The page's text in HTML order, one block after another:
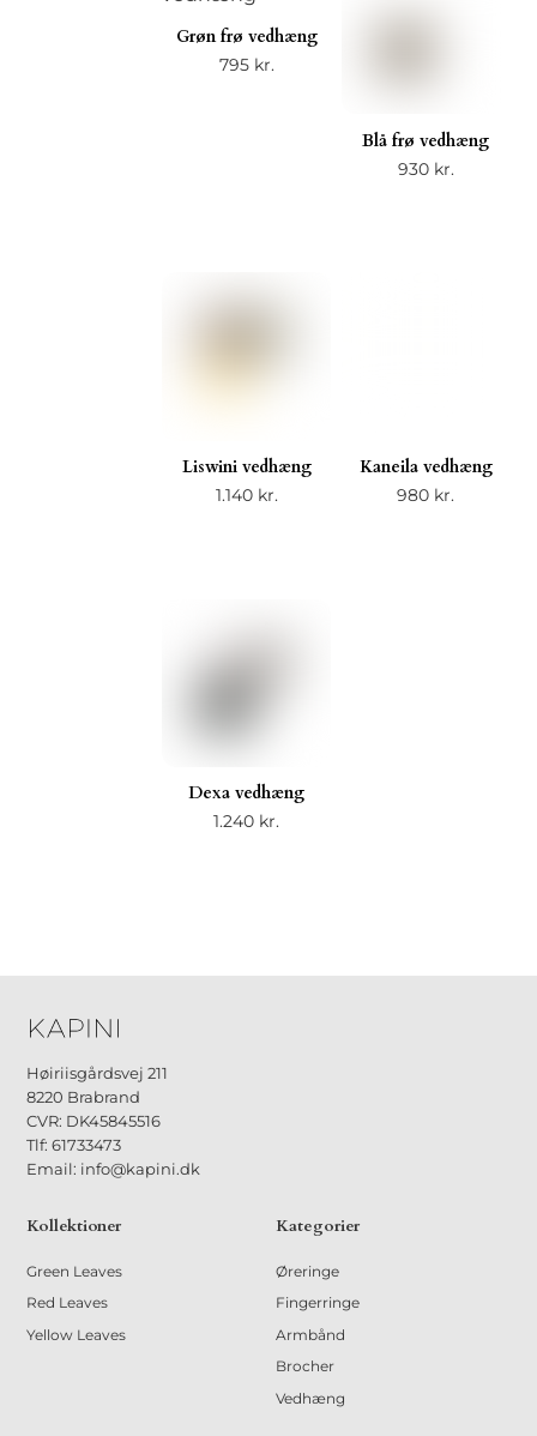
Grøn frø vedhæng
795 kr.
Blå frø vedhæng
930 kr.
Liswini vedhæng
1.140 kr.
Kaneila vedhæng
980 kr.
Dexa vedhæng
1.240 kr.
Høiriisgårdsvej 211
8220 Brabrand
CVR: DK45845516
Tlf: 61733473
Email: info@kapini.dk
Kollektioner
Green Leaves
Red Leaves
Yellow Leaves
Kategorier
Øreringe
Fingerringe
Armbånd
Brocher
Vedhæng